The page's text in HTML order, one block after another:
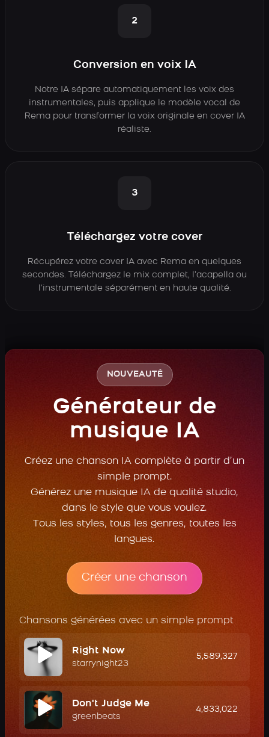
2
Conversion en voix IA
Notre IA sépare automatiquement les voix des
instrumentales, puis applique le modèle vocal de
Rema pour transformer la voix originale en cover IA
réaliste.
3
Téléchargez votre cover
Récupérez votre cover IA avec Rema en quelques
secondes. Téléchargez le mix complet, l’acapella ou
l’instrumentale séparément en haute qualité.
NOUVEAUTÉ
Générateur de
musique IA
Créez une chanson IA complète à partir d’un
simple prompt.
Générez une musique IA de qualité studio,
dans le style que vous voulez.
Tous les styles, tous les genres, toutes les
langues.
Créer une chanson
Chansons générées avec un simple prompt
Right Now
starrynight23
5,589,327
Don't Judge Me
greenbeats
4,833,022